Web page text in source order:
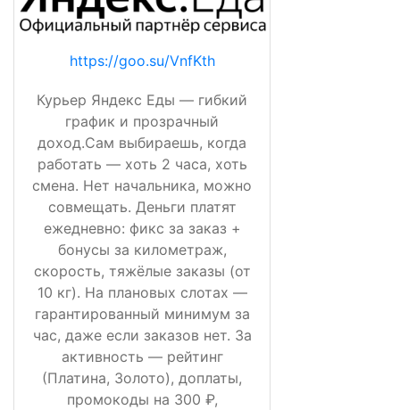
https://goo.su/VnfKth
Курьер Яндекс Еды — гибкий
график и прозрачный
доход.Сам выбираешь, когда
работать — хоть 2 часа, хоть
смена. Нет начальника, можно
совмещать. Деньги платят
ежедневно: фикс за заказ +
бонусы за километраж,
скорость, тяжёлые заказы (от
10 кг). На плановых слотах —
гарантированный минимум за
час, даже если заказов нет. За
активность — рейтинг
(Платина, Золото), доплаты,
промокоды на 300 ₽,